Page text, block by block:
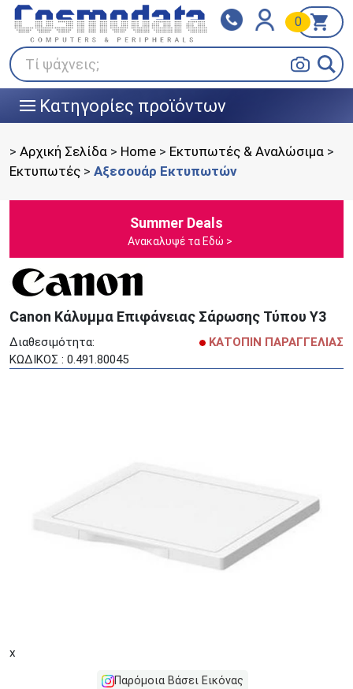
Τί ψάχνεις;
0
||| Κατηγορίες προϊόντων
Klarna
Πληρώστε σε 3
άτοκες δόσεις
BOX NOW
> Αρχική Σελίδα > Home > Εκτυπωτές & Αναλώσιμα >
Εκτυπωτές > Αξεσουάρ Εκτυπωτών
Summer Deals
Ανακαλυψέ τα Εδώ >
Canon Κάλυμμα Επιφάνειας Σάρωσης Τύπου Y3
Διαθεσιμότητα:
ΚΑΤΟΠΙΝ ΠΑΡΑΓΓΕΛΙΑΣ
ΚΩΔΙΚΟΣ : 0.491.80045
x
Παρόμοια Βάσει Εικόνας